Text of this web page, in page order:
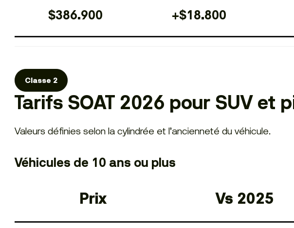
$386.900 +$18.800
Classe 2
Tarifs SOAT 2026 pour SUV et
Valeurs définies selon la cylindrée et l’ancienneté du véhicule.
Véhicules de 10 ans ou plus
Prix Vs 2025